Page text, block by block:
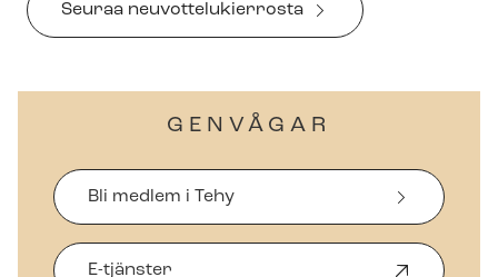
Seuraa neu­vot­telu­ki­er­ros­ta
GENVÅGAR
Bli medlem i Tehy
E-tjänster